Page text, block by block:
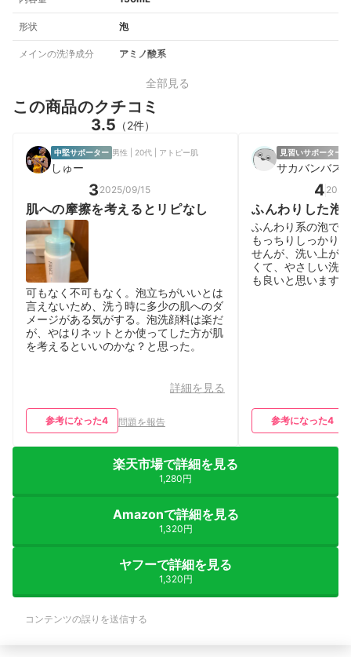
形状 泡
メインの洗浄成分 アミノ酸系
全部見る
この商品のクチコミ
3.5 （2件）
中堅サポーター 男性 | 20代 | アトピー肌
しゅー
3 2025/09/15
肌への摩擦を考えるとリピなし
可もなく不可もなく。泡立ちがいいとは
言えないため、洗う時に多少の肌へのダ
メージがある気がする。泡洗顔料は楽だ
が、やはりネットとか使ってした方が肌
を考えるといいのかな？と思った。
詳細を見る
参考になった4 問題を報告
見習いサポーター
サカバンバス
4
ふんわりした泡
洗顔できる
ふんわり系の泡で
もっちりしっかり
せんが、洗い上が
くて、やさしい洗
も良いと思います。
参考になった4
楽天市場で詳細を見る
1,280円
Amazonで詳細を見る
1,320円
ヤフーで詳細を見る
1,320円
コンテンツの誤りを送信する